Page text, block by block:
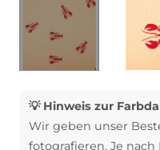
💡 Hinweis zur
Wir geben unser
fotografieren. Je